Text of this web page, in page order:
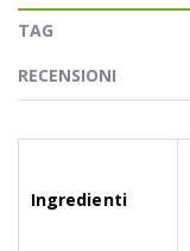
TAG
RECENSIONI
Ingredienti